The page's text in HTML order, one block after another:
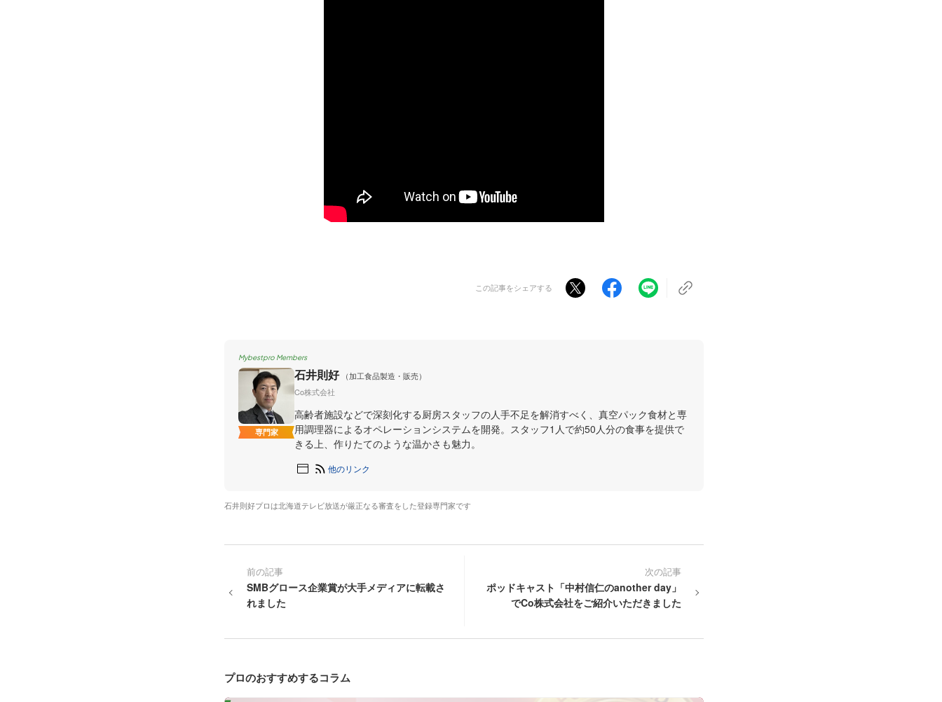
この記事をシェアする
Mybestpro Members
専門家
石井則好
（加工食品製造・販売）
Co株式会社
高齢者施設などで深刻化する厨房スタッフの人手不足を解消すべく、真空パック食材と専
用調理器によるオペレーションシステムを開発。スタッフ1人で約50人分の食事を提供で
きる上、作りたてのような温かさも魅力。
他のリンク
石井則好プロは北海道テレビ放送が厳正なる審査をした登録専門家です
前の記事
SMBグロース企業賞が大手メディアに転載さ
れました
次の記事
ポッドキャスト「中村信仁のanother day」
でCo株式会社をご紹介いただきました
プロのおすすめするコラム